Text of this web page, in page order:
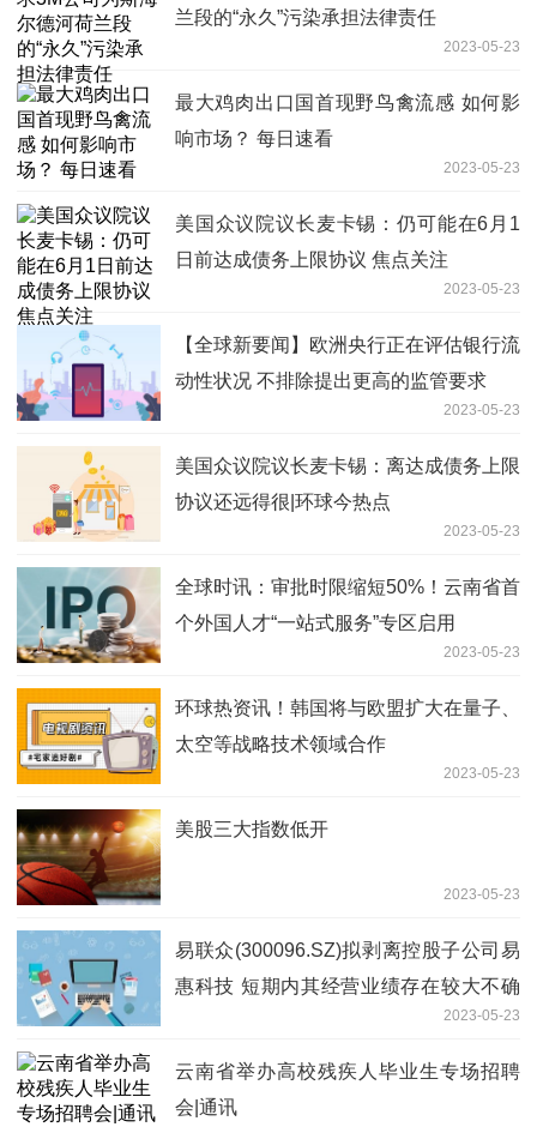
兰段的“永久”污染承担法律责任
2023-05-23
最大鸡肉出口国首现野鸟禽流感 如何影
响市场？ 每日速看
2023-05-23
美国众议院议长麦卡锡：仍可能在6月1
日前达成债务上限协议 焦点关注
2023-05-23
【全球新要闻】欧洲央行正在评估银行流
动性状况 不排除提出更高的监管要求
2023-05-23
美国众议院议长麦卡锡：离达成债务上限
协议还远得很|环球今热点
2023-05-23
全球时讯：审批时限缩短50%！云南省首
个外国人才“一站式服务”专区启用
2023-05-23
环球热资讯！韩国将与欧盟扩大在量子、
太空等战略技术领域合作
2023-05-23
美股三大指数低开
2023-05-23
易联众(300096.SZ)拟剥离控股子公司易
惠科技 短期内其经营业绩存在较大不确
2023-05-23
云南省举办高校残疾人毕业生专场招聘
会|通讯